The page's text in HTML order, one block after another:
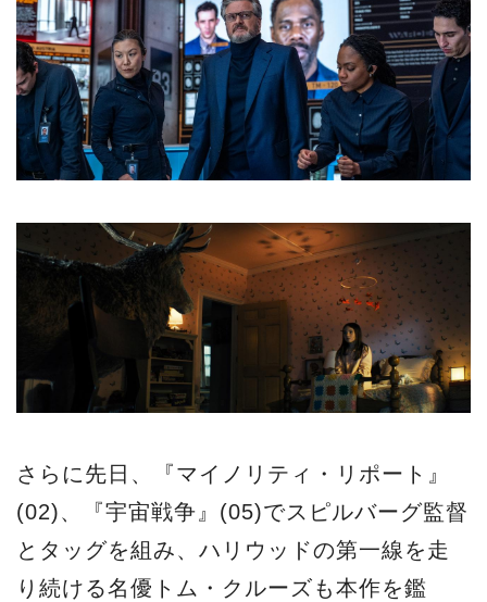
さらに先日、『マイノリティ・リポート』
(02)、『宇宙戦争』(05)でスピルバーグ監督
とタッグを組み、ハリウッドの第一線を走
り続ける名優トム・クルーズも本作を鑑